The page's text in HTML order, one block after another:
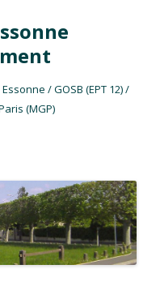
/ GOSB (EPT 12) /
(MGP)
au contenu